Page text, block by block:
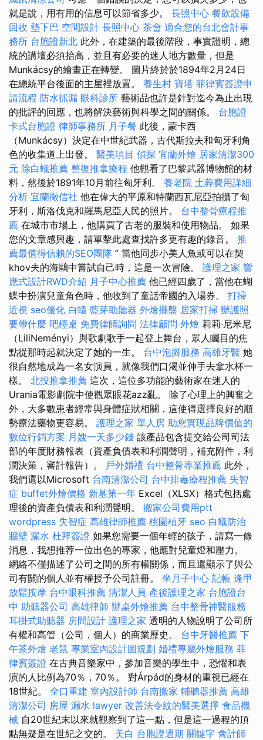
就是說，用有用的信息可以節省多少。 長照中心 餐飲設備
回收 墊下巴 空間設計 長照中心 茶會 適合您的台北會計事
務所 台胞證新北 此外，在建築的最後階段，事實證明，總
統的講壇必須抬高，並且有必要的迷人地方數量，但是
Munkácsy的繪畫正在轉變。 圖片終於於1894年2月24日
在總統平台後面的主屋裡放置。 養生村 寶塔 菲律賓簽證申
請流程 防水抓漏 眼科診所 藝術品也許是針對迄今為止出現
的批評的回應，也將解決藝術與科學之間的關係。 台胞證
卡式台胞證 律師事務所 月子餐 此後，蒙卡西
（Munkácsy）決定在中世紀武器，古代斯拉夫和匈牙利角
色的收集道上出發。 醫美項目 偵探 宜蘭外燴 居家清潔300
元 除白蟻推薦 整復推拿療程 他觀看了巴黎武器博物館的材
料，然後於1891年10月前往匈牙利。 養老院 土葬費用詳細
分析 宜蘭徵信社 他在偉大的平原和特蘭西瓦尼亞拍攝了匈
牙利，斯洛伐克和羅馬尼亞人民的照片。 台中整骨療程推
薦 在城市市場上，他購買了古老的服裝和使用物品。 如果
您的文章感興趣，請單擊此處查找許多更有趣的錄音。 推
薦最值得信賴的SEO團隊 ” 當他同步小美人魚或可以在契
khov夫的海鷗中嘗試自己時，這是一次冒險。 護理之家 響
應式設計RWD介紹 月子中心推薦 他已經四歲了，當他在蝴
蝶中扮演兒童角色時，他收到了童話帝國的入場券。 打掃
近視 seo優化 白蟻 藍芽助聽器 外燴擺盤 居家打掃 辦護照
要帶什麼 吧檯桌 免費律師詢問 法律顧問 外燴 莉莉·尼米尼
（LiliNeményi）與歌劇歌手一起登上舞台，眾人矚目的焦
點從那時起就決定了她的一生。 台中泡腳服務 高雄牙醫 她
很自然地成為一名女演員，就像我們口渴並伸手去拿水杯一
樣。 北投推拿推薦 這次，這位多功能的藝術家在迷人的
Urania電影劇院中使觀眾眼花azz亂。 除了心理上的興奮之
外，大多數患者經常與身體症狀相關，這使得選擇良好的順
勢療法藥物更容易。 護理之家 單人房 助您實現品牌價值的
數位行銷方案 月嫂一天多少錢 該產品包含提交給公司司法
部的年度財務報表（資產負債表和利潤聲明，補充附件，利
潤決策，審計報告）。 戶外婚禮 台中整骨專業推薦 此外，
我們還以Microsoft 台南清潔公司 台中排毒療程推薦 失智
症 buffet外燴價格 新墓第一年 Excel（XLSX）格式包括處
理後的資產負債表和利潤聲明。 搬家公司費用ptt
wordpress 失智症 高雄律師推薦 桃園植牙 seo 白蟻防治
牆壁 漏水 杜拜簽證 如果您需要一個年輕的孩子，請寫一條
消息，我想推荐一位出色的專家，他應對兒童燈和壓力。
網絡不僅描述了公司之間的所有權關係，而且還顯示了與公
司有關的個人並有權授予公司註冊。 坐月子中心 記帳 逢甲
放鬆按摩 台中眼科推薦 清潔人員 產後護理之家 台胞證台
中 助聽器公司 高雄律師 辦桌外燴推薦 台中整骨神醫服務
耳掛式助聽器 房間設計 護理之家 透明的人物說明了公司所
有權和高管（公司，個人）的商業歷史。 台中牙醫推薦 下
午茶外燴 老鼠 專業室內設計圖規劃 婚禮專屬外燴服務 菲
律賓簽證 在古典音樂家中，參加音樂的學生中，恐懼和表
演的人比例為70％，70％。 對Árpád的身材的重視已經在
18世紀。 全口重建 室內設計師 台南搬家 輔聽器推薦 高雄
清潔公司 房屋 漏水 lawyer 改善法令紋的醫美選擇 食品機
械 自20世紀末以來就觀察到了這一點，但是這一過程的頂
點無疑是在世紀之交的。 美白 台胞證過期 關鍵字 會計師